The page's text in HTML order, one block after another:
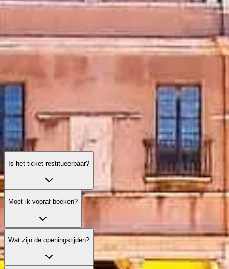
Tickets
Castel Sant'Angelo: veelgestelde vragen
Tickets, toegang, fotografie en tips voor een soepel bezoek.
Is het ticket restitueerbaar?
Moet ik vooraf boeken?
Wat zijn de openingstijden?